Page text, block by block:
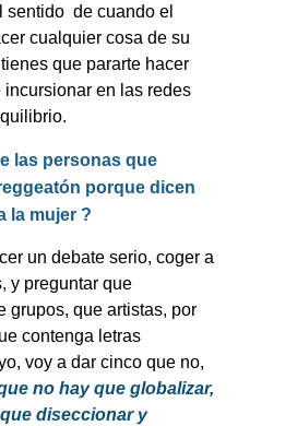
sentido de cuando el
cualquier cosa de su
que pararte hacer
incursionar en las redes
las personas que
porque dicen
la mujer ?
un debate serio, coger a
y preguntar que
grupos, que artistas, por
contenga letras
voy a dar cinco que no,
no hay que globalizar,
diseccionar y